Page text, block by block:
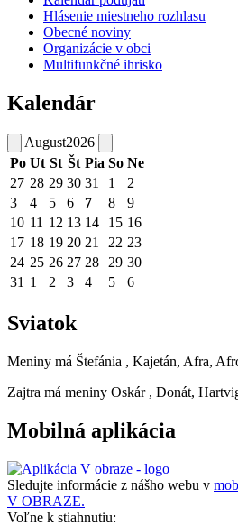
Hlásenie miestneho rozhlasu
Obecné noviny
Organizácie v obci
Multifunkčné ihrisko
Kalendár
August2026
Po Ut St Št Pia So Ne
27 28 29 30 31 1
2
3
4 5 6 7 8
9
10 11 12 13 14 15 16
17 18 19 20 21 22 23
24 25 26 27 28 29 30
31 1 2 3 4 5 6
Sviatok
Meniny má Štefánia , Kajetán, Afra,
Zajtra má meniny Oskár , Donát,
Mobilná aplikácia
Sledujte informácie z nášho webu v
V OBRAZE.
Voľne k stiahnutiu: